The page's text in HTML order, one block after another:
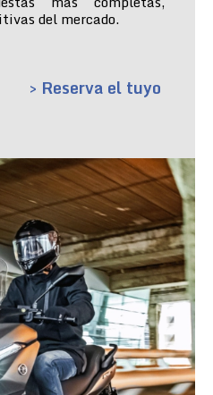
del mercado.
> Reserva el tuyo